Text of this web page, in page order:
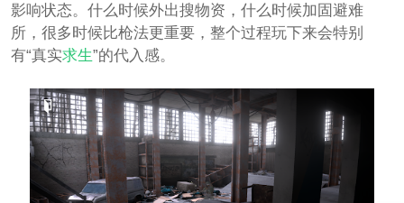
影响状态。什么时候外出搜物资，什么时候加固避难
所，很多时候比枪法更重要，整个过程玩下来会特别
有“真实求生”的代入感。